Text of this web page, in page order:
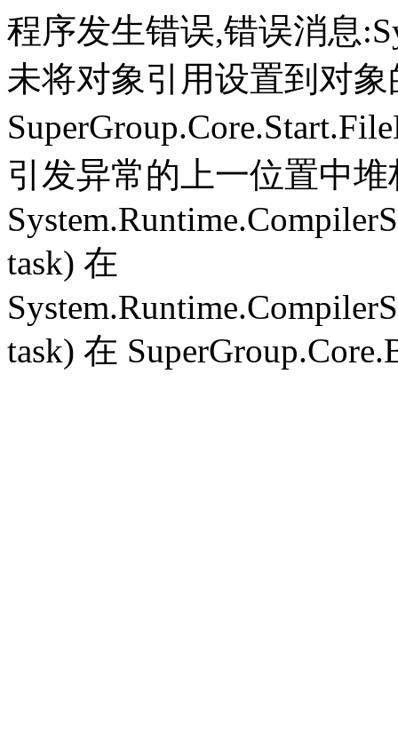
程序发生错误,错误消息
未将对象引用设置到对
引发异常的上一位置中
task) 在
task) 在